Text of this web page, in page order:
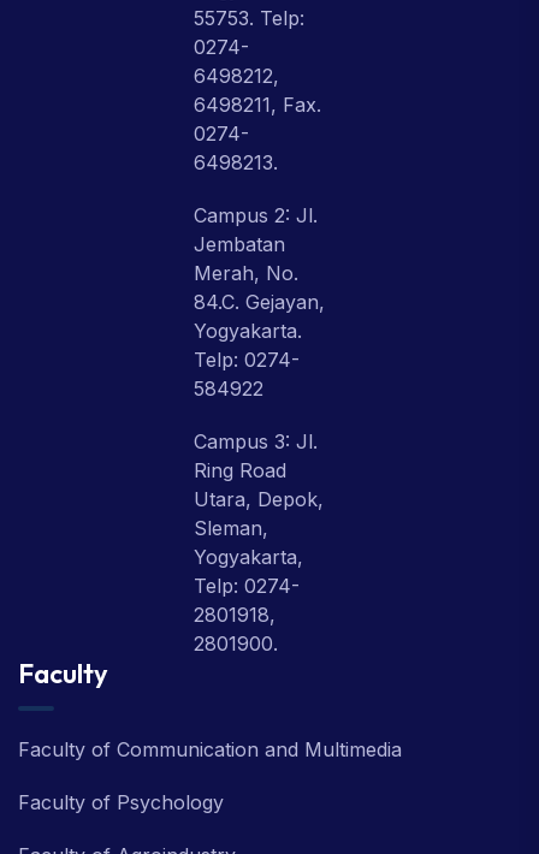
55753. Telp:
0274-
6498212,
6498211, Fax.
0274-
6498213.
Campus 2: Jl.
Jembatan
Merah, No.
84.C. Gejayan,
Yogyakarta.
Telp: 0274-
584922
Campus 3: Jl.
Ring Road
Utara, Depok,
Sleman,
Yogyakarta,
Telp: 0274-
2801918,
2801900.
Faculty
Faculty of Communication and Multimedia
Faculty of Psychology